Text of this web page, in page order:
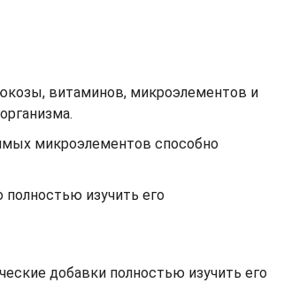
витаминов, микроэлементов и
микроэлементов способно
полностью изучить его
добавки полностью изучить его